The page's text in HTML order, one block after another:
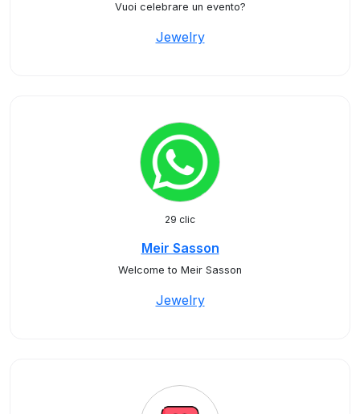
Vuoi celebrare un evento?
Jewelry
29 clic
Meir Sasson
Welcome to Meir Sasson
Jewelry